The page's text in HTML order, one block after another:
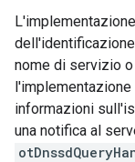
nome di servizio
informazioni
una notifica al